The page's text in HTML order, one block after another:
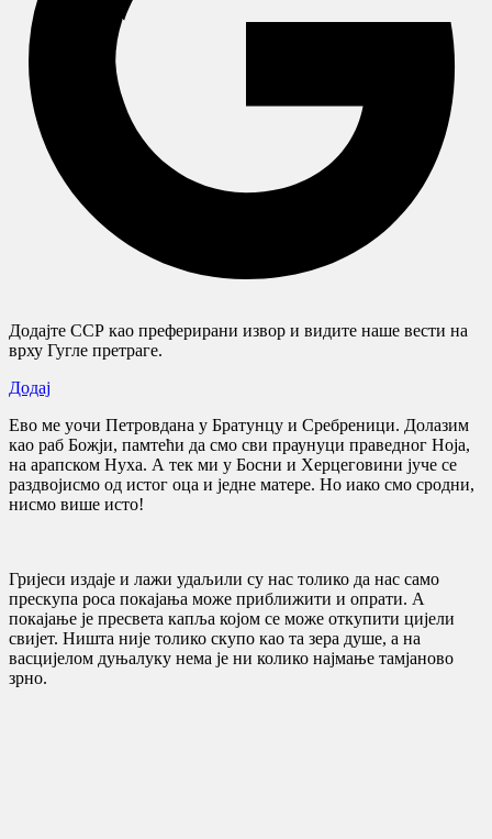
Додајте ССР као преферирани извор и видите наше вести на
врху Гугле претраге.
Додај
Ево ме уочи Петровдана у Братунцу и Сребреници. Долазим
као раб Божји, памтећи да смо сви праунуци праведног Ноја,
на арапском Нуха. А тек ми у Босни и Херцеговини јуче се
раздвојисмо од истог оца и једне матере. Но иако смо сродни,
нисмо више исто!
Гријеси издаје и лажи удаљили су нас толико да нас само
прескупа роса покајања може приближити и опрати. А
покајање је пресвета капља којом се може откупити цијели
свијет. Ништа није толико скупо као та зера душе, а на
васцијелом дуњалуку нема је ни колико најмање тамјаново
зрно.